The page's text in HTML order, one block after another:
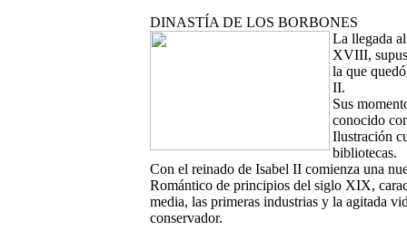
DINASTÍA DE LOS BORBONES
La llegada
XVIII,
la que
II.
Sus
conocido
Ilustración
bibliotecas.
Con el reinado de Isabel II comienza una
Romántico de principios del siglo XIX,
media, las primeras industrias y la agitada
conservador.